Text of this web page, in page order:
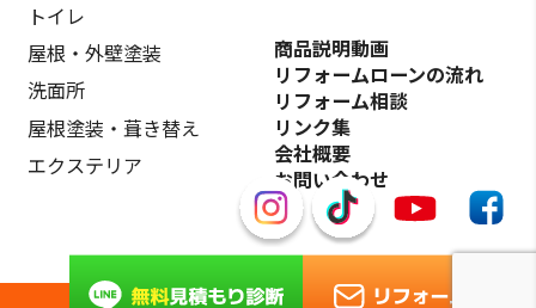
トイレ
屋根・外壁塗装
洗面所
屋根塗装・葺き替え
エクステリア
商品説明動画
リフォームローンの流れ
リフォーム相談
リンク集
会社概要
お問い合わせ